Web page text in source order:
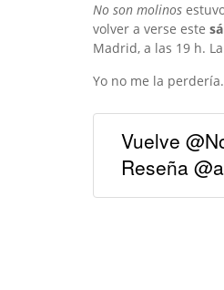
No son molinos
volver a verse este
Madrid, a las 19 h.
Yo no me la perdería.
Vuelve
Reseña